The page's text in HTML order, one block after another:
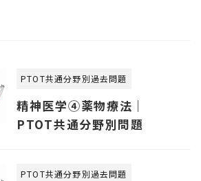
PTOT共通分野別過去問題
精神医学④薬物療法｜
PTOT共通分野別問題
PTOT共通分野別過去問題